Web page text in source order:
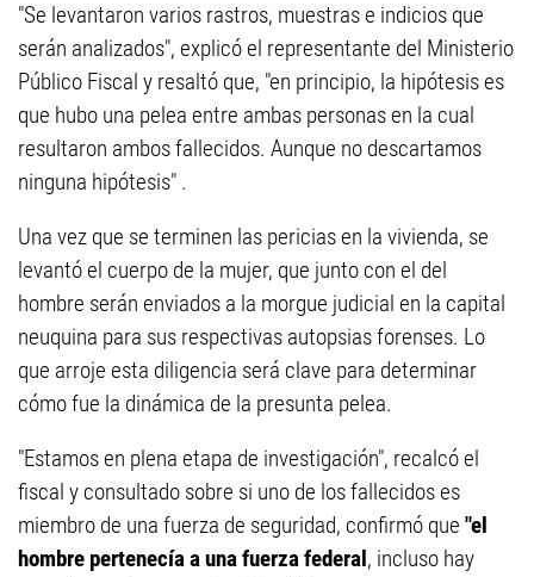
"Se levantaron varios rastros, muestras e indicios que
serán analizados", explicó el representante del Ministerio
Público Fiscal y resaltó que, "en principio, la hipótesis es
que hubo una pelea entre ambas personas en la cual
resultaron ambos fallecidos. Aunque no descartamos
ninguna hipótesis" .
Una vez que se terminen las pericias en la vivienda, se
levantó el cuerpo de la mujer, que junto con el del
hombre serán enviados a la morgue judicial en la capital
neuquina para sus respectivas autopsias forenses. Lo
que arroje esta diligencia será clave para determinar
cómo fue la dinámica de la presunta pelea.
"Estamos en plena etapa de investigación", recalcó el
fiscal y consultado sobre si uno de los fallecidos es
miembro de una fuerza de seguridad, confirmó que "el
hombre pertenecía a una fuerza federal, incluso hay